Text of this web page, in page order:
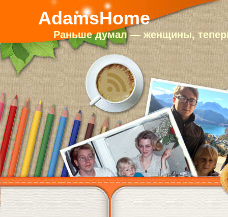
AdamsHome
Раньше думал — женщины,